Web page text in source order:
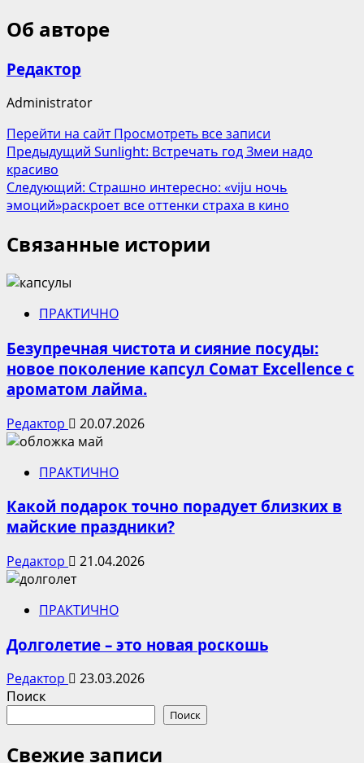
Об авторе
Редактор
Administrator
Перейти на сайтПросмотреть все записи
Навигация
записи
Предыдущий Sunlight: Встречать год Змеи надо
красиво
Следующий: Страшно интересно: «viju ночь
эмоций»раскроет все оттенки страха в кино
Связанные истории
ПРАКТИЧНО
Безупречная чистота и сияние посуды:
новое поколение капсул Сомат Excellence с
ароматом лайма.
Редактор 20.07.2026
ПРАКТИЧНО
Какой подарок точно порадует близких в
майские праздники?
Редактор 21.04.2026
ПРАКТИЧНО
Долголетие – это новая роскошь
Редактор
23.03.2026
Поиск
Поиск
Свежие записи